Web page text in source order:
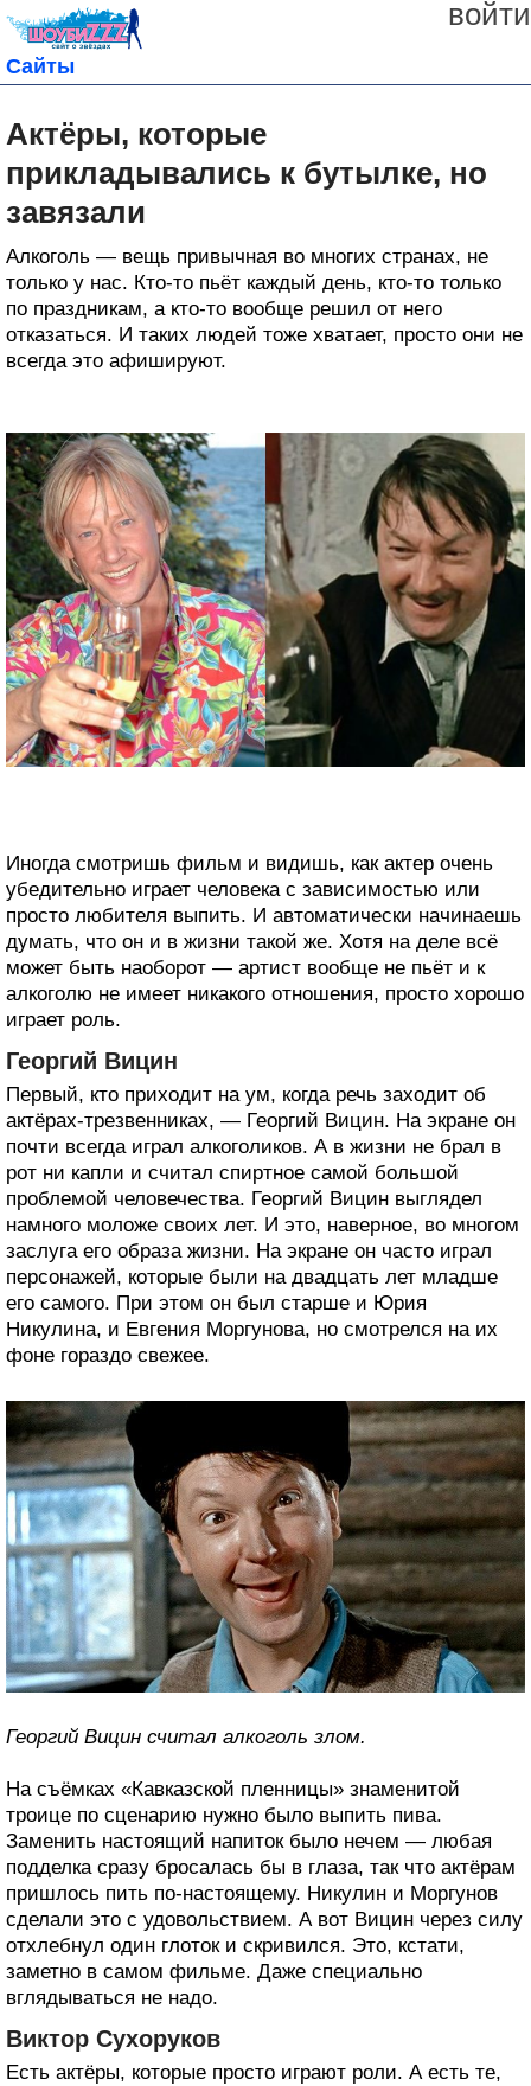
войти
Сайты
Актёры, которые
прикладывались к бутылке, но
завязали
Алкоголь — вещь привычная во многих странах, не
только у нас. Кто-то пьёт каждый день, кто-то только
по праздникам, а кто-то вообще решил от него
отказаться. И таких людей тоже хватает, просто они не
всегда это афишируют.
Иногда смотришь фильм и видишь, как актер очень
убедительно играет человека с зависимостью или
просто любителя выпить. И автоматически начинаешь
думать, что он и в жизни такой же. Хотя на деле всё
может быть наоборот — артист вообще не пьёт и к
алкоголю не имеет никакого отношения, просто хорошо
играет роль.
Георгий Вицин
Первый, кто приходит на ум, когда речь заходит об
актёрах-трезвенниках, — Георгий Вицин. На экране он
почти всегда играл алкоголиков. А в жизни не брал в
рот ни капли и считал спиртное самой большой
проблемой человечества. Георгий Вицин выглядел
намного моложе своих лет. И это, наверное, во многом
заслуга его образа жизни. На экране он часто играл
персонажей, которые были на двадцать лет младше
его самого. При этом он был старше и Юрия
Никулина, и Евгения Моргунова, но смотрелся на их
фоне гораздо свежее.
Георгий Вицин считал алкоголь злом.
На съёмках «Кавказской пленницы» знаменитой
троице по сценарию нужно было выпить пива.
Заменить настоящий напиток было нечем — любая
подделка сразу бросалась бы в глаза, так что актёрам
пришлось пить по-настоящему. Никулин и Моргунов
сделали это с удовольствием. А вот Вицин через силу
отхлебнул один глоток и скривился. Это, кстати,
заметно в самом фильме. Даже специально
вглядываться не надо.
Виктор Сухоруков
Есть актёры, которые просто играют роли. А есть те,